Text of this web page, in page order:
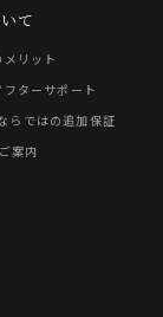
て
リット
ターサポート
らではの追加保証
案内